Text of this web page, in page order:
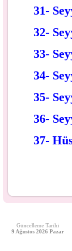
31-
32-
33-
34-
35-
36-
37-
Güncelleme Tarihi
9 Ağustos 2026 Pazar